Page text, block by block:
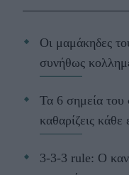
Οι μαμάκηδες
συνήθως
Τα 6 σημεία του
καθαρίζεις
3-3-3 rule: Ο